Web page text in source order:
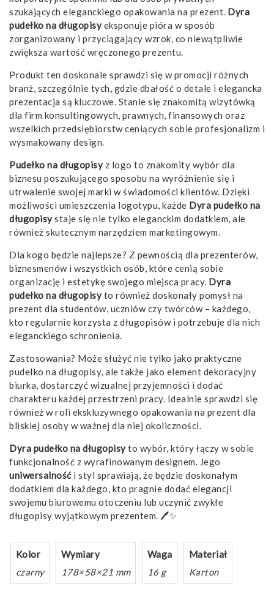
szukających eleganckiego opakowania na prezent. Dyra
pudełko na długopisyeksponuje pióra w sposób
zorganizowany i przyciągający wzrok, co niewątpliwie
zwiększa wartość wręczonego prezentu.
Produkt ten doskonale sprawdzi się w promocji różnych
branż, szczególnie tych, gdzie dbałość o detale i elegancka
prezentacja są kluczowe. Stanie się znakomitą wizytówką
dla firm konsultingowych, prawnych, finansowych oraz
wszelkich przedsiębiorstw ceniących sobie profesjonalizm i
wysmakowany design.
Pudełko na długopisyz logo to znakomity wybór dla
biznesu poszukującego sposobu na wyróżnienie się i
utrwalenie swojej marki w świadomości klientów. Dzięki
możliwości umieszczenia logotypu, każde Dyra pudełko na
długopisystaje się nie tylko eleganckim dodatkiem, ale
również skutecznym narzędziem marketingowym.
Dla kogo będzie najlepsze? Z pewnością dla prezenterów,
biznesmenów i wszystkich osób, które cenią sobie
organizację i estetykę swojego miejsca pracy. Dyra
pudełko na długopisyto również doskonały pomysł na
prezent dla studentów, uczniów czy twórców – każdego,
kto regularnie korzysta z długopisów i potrzebuje dla nich
eleganckiego schronienia.
Zastosowania? Może służyć nie tylko jako praktyczne
pudełko na długopisy, ale także jako element dekoracyjny
biurka, dostarczyć wizualnej przyjemności i dodać
charakteru każdej przestrzeni pracy. Idealnie sprawdzi się
również w roli ekskluzywnego opakowania na prezent dla
bliskiej osoby w ważnej dla niej okoliczności.
Dyra pudełko na długopisyto wybór, który łączy w sobie
funkcjonalność z wyrafinowanym designem. Jego
uniwersalnośći styl sprawiają, że będzie doskonałym
dodatkiem dla każdego, kto pragnie dodać elegancji
swojemu biurowemu otoczeniu lub uczynić zwykłe
długopisy wyjątkowym prezentem. 🖊️✨
Kolor
czarny
Wymiary
178×58×21 mm
Waga
16 g
Materiał
Karton